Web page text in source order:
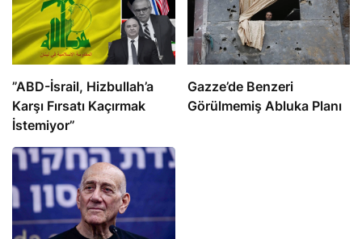
​​​​​​​”ABD-İsrail, Hizbullah’a
Karşı Fırsatı Kaçırmak
İstemiyor”
​​​​​​​Gazze’de Benzeri
Görülmemiş Abluka Planı